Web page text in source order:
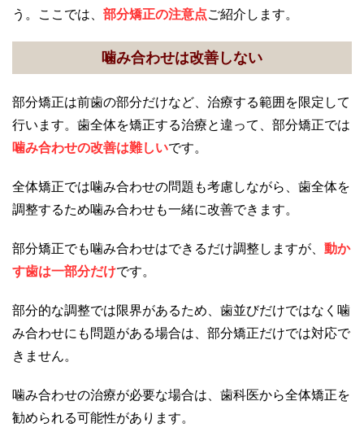
う。ここでは、 部分矯正の注意点ご紹介します。
噛み合わせは改善しない
部分矯正は前歯の部分だけなど、治療する範囲を限定して
行います。歯全体を矯正する治療と違って、部分矯正では
噛み合わせの改善は難しいです。
全体矯正では噛み合わせの問題も考慮しながら、歯全体を
調整するため噛み合わせも一緒に改善できます。
部分矯正でも噛み合わせはできるだけ調整しますが、 動か
す歯は一部分だけです。
部分的な調整では限界があるため、歯並びだけではなく噛
み合わせにも問題がある場合は、部分矯正だけでは対応で
きません。
噛み合わせの治療が必要な場合は、歯科医から全体矯正を
勧められる可能性があります。